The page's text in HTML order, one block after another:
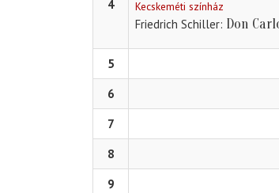
4 Kecskeméti színház
Friedrich Schiller Don
5
6
7
8
9